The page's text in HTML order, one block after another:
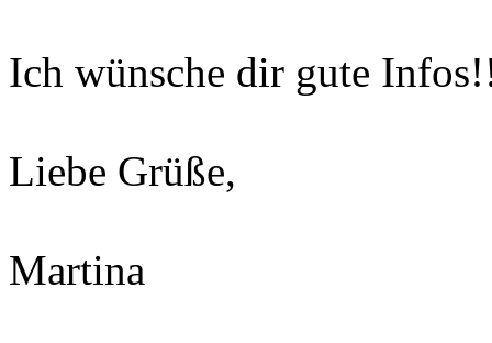
Ich wünsche dir gute
Liebe Grüße,
Martina